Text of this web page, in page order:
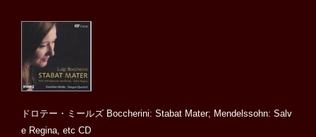
ドロテー・ミールズ Boccherini: Stabat Mater; Mendelssohn: Salv
e Regina, etc CD